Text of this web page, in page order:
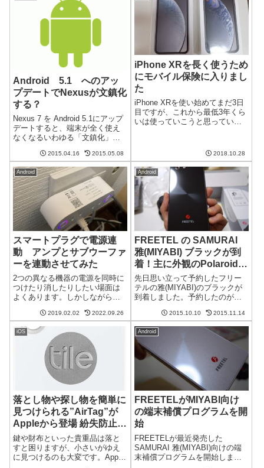
Android 5.1 へのアッ
プデートでNexusが文鎮化
する？
Nexus 7 を Android 5.1にアップ
デートすると、端末が全く使え
なくなるいわゆる「文鎮化」が
うです。ソースはこちら（英
語）。端末を起動するとGoogle
のロゴでハングアップしてしま
うとか。。。確かに...
2015.04.16 2015.05.08
iPhone XRを長く使うため
にモバイル保険に入りまし
た
iPhone XRを使い始めてまだ3日
目ですが、これから最低3年くら
いは使っていこうと思っていま
ル公式のAppleCare+もあるので
すが高いので別のを探し、結果
モバイル保険というのに...
2018.10.28
Android
スマートプラグで電源連
動 アンプとサブウーファ
ーを連動させてみた
2つの異なる機器の電源を同時に
つけたり消したりしたい場面は
よくあります。しかしながら、
不必要に大きかったりします。
実は最近はやりのスマートプラ
グで簡単に電源を連動させられ
ます。アンプとサブウーファー
で試してみまし...
2019.02.02 2022.09.26
Android
FREETEL の SAMURAI
雅(MIYABI) ブラックが到
着！主に外観のPolaroid
piguとの比較レビュー
先日思い立って予約したフリー
テルの雅(MIYABI)のブラックが
到着しました。予約したのが発
たのがいいスケジュールなんじ
ゃないでしょうか。早速開封届
いた箱がこちら。結構渋くてか
っこいいです。横には大きく
SAMUR...
2015.10.10 2015.11.14
iOS
落とし物や探し物を簡単に
見つけられる”AirTag”が
Appleから登場 紛失防止タ
グと何が違うのか？
鍵や財布といった貴重品は落と
すと困りますが、小さいがゆえ
に見つけるのも大変です。Apple
Android
FREETELがMIYABI向け
の端末補償プログラムを開
始
FREETELが最近発売した
SAMURAI 雅(MIYABI)向けの端
末補償プログラムを開始しまし